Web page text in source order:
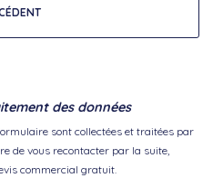
des données
sont collectées et traitées par
de vous recontacter par la suite,
commercial gratuit.